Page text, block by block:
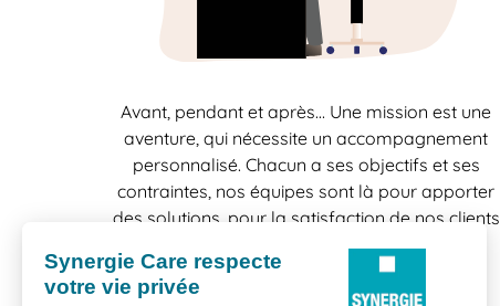
Avant, pendant et après… Une mission est une
aventure, qui nécessite un accompagnement
personnalisé. Chacun a ses objectifs et ses
contraintes, nos équipes sont là pour apporter
des solutions, pour la satisfaction de nos clients
comme celle de nos candidats.